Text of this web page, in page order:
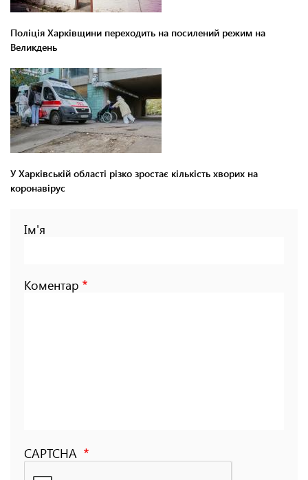
Поліція Харківщини переходить на посилений режим на
Великдень
У Харківській області різко зростає кількість хворих на
коронавірус
Ім'я
Коментар
CAPTCHA